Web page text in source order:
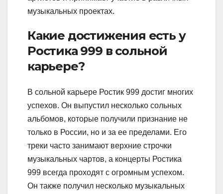
музыкальных проектах.
Какие достижения есть у
Ростика 999 в сольной
карьере?
В сольной карьере Ростик 999 достиг многих
успехов. Он выпустил несколько сольных
альбомов, которые получили признание не
только в России, но и за ее пределами. Его
треки часто занимают верхние строчки
музыкальных чартов, а концерты Ростика
999 всегда проходят с огромным успехом.
Он также получил несколько музыкальных